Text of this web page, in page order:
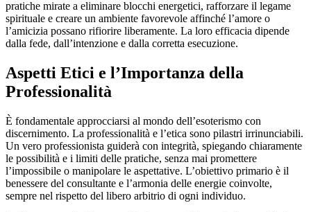
pratiche mirate a eliminare blocchi energetici, rafforzare il legame
spirituale e creare un ambiente favorevole affinché l’amore o
l’amicizia possano rifiorire liberamente. La loro efficacia dipende
dalla fede, dall’intenzione e dalla corretta esecuzione.
Aspetti Etici e l’Importanza della
Professionalità
È fondamentale approcciarsi al mondo dell’esoterismo con
discernimento. La professionalità e l’etica sono pilastri irrinunciabili.
Un vero professionista guiderà con integrità, spiegando chiaramente
le possibilità e i limiti delle pratiche, senza mai promettere
l’impossibile o manipolare le aspettative. L’obiettivo primario è il
benessere del consultante e l’armonia delle energie coinvolte,
sempre nel rispetto del libero arbitrio di ogni individuo.